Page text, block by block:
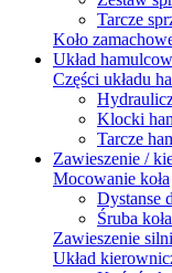
Tarcze
Koło
Układ
Części układu
Klocki
Tarcze
Zawieszenie /
Mocowanie koła
Dystanse
Śruba koła
Zawieszenie
Układ